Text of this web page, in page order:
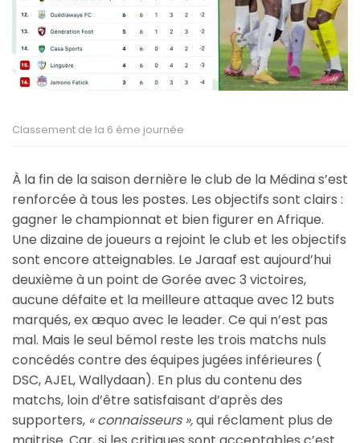
Classement de la 6 ème journée
À la fin de la saison dernière le club de la Médina s’est
renforcée à tous les postes. Les objectifs sont clairs :
gagner le championnat et bien figurer en Afrique.
Une dizaine de joueurs a rejoint le club et les objectifs
sont encore atteignables. Le Jaraaf est aujourd’hui
deuxième à un point de Gorée avec 3 victoires,
aucune défaite et la meilleure attaque avec 12 buts
marqués, ex æquo avec le leader. Ce qui n’est pas
mal. Mais le seul bémol reste les trois matchs nuls
concédés contre des équipes jugées inférieures (
DSC, AJEL, Wallydaan). En plus du contenu des
matchs, loin d’être satisfaisant d’après des
supporters, « connaisseurs »,qui réclament plus de